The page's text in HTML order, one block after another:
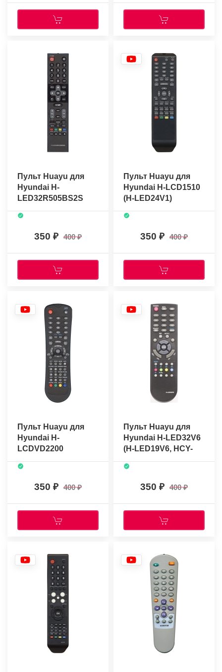
Пульт Huayu для
Hyundai H-
LED32R505BS2S
350 400
Пульт Huayu для
Hyundai H-LCD1510
(H-LED24V1)
350 400
Пульт Huayu для
Hyundai H-
LCDVD2200
350 400
Пульт Huayu для
Hyundai H-LED32V6
(H-LED19V6, HCY-
44B)
350 400